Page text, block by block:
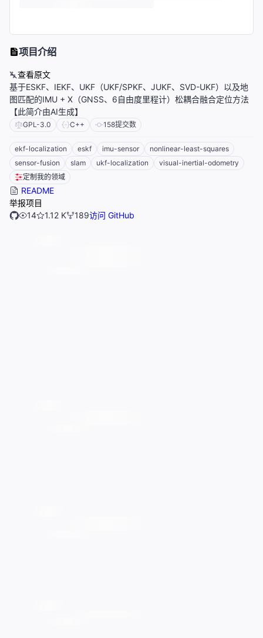
项目介绍
查看原文
基于ESKF、IEKF、UKF（UKF/SPKF、JUKF、SVD-UKF）以及地
图匹配的IMU + X（GNSS、6自由度里程计）松耦合融合定位方法
【此简介由AI生成】
GPL-3.0 C++ 158提交数
ekf-localization eskf imu-sensor
nonlinear-least-squares
sensor-fusion
slam ukf-localization
visual-inertial-odometry
定制我的领域
README
举报项目
14
1.12 K 189访问 GitHub